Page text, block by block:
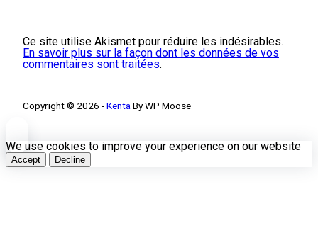
Ce site utilise Akismet pour réduire les indésirables.
En savoir plus sur la façon dont les données de vos
commentaires sont traitées.
Copyright © 2026 -Kenta By WP Moose
We use cookies to improve your experience on our website
Accept Decline